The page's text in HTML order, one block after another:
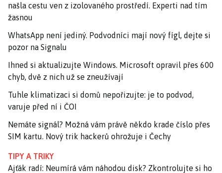
našla cestu ven z izolovaného prostředí. Experti nad tím
žasnou
WhatsApp není jediný. Podvodníci mají nový fígl, dejte si
pozor na Signalu
Ihned si aktualizujte Windows. Microsoft opravil přes 600
chyb, dvě z nich už se zneužívají
Tuhle klimatizaci si domů nepořizujte: je to podvod,
varuje před ní i ČOI
Nemáte signál? Možná vám právě někdo krade číslo přes
SIM kartu. Nový trik hackerů ohrožuje i Čechy
TIPY A TRIKY
Ajťák radí: Neumírá vám náhodou disk? Zkontrolujte si ho